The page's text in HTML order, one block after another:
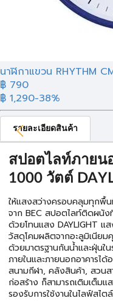
นาฬิกาแขวน RHYTHM
฿ 790
฿ 1,290-38%
รายละเอียดสินค้า
สปอตไลท์ภายน
1000 วัตต์
ให้แสงสว่างครอบคลุมทุกพื้
จาก BEC สปอตไลท์ติดผนั
ด้วยโทนแสง DAYLIGHT แ
วัสดุโคมผลิตจากอะลูมิเนีย
ด้วยมาตรฐานกันน้ำและฝุ่นใ
ภายในและภายนอกอาคารได้
สนามกีฬา, คลังสินค้า, สวน
ก่อสร้าง ก็สามารถเติมเต็ม
รองรับการใช้งานในไลฟ์สไ